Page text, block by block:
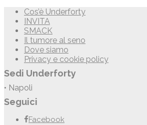
Cos’è Underforty
INVITA
SMACK
Il tumore al seno
Dove siamo
Privacy e cookie policy
Sedi Underforty
• Napoli
Seguici
Facebook